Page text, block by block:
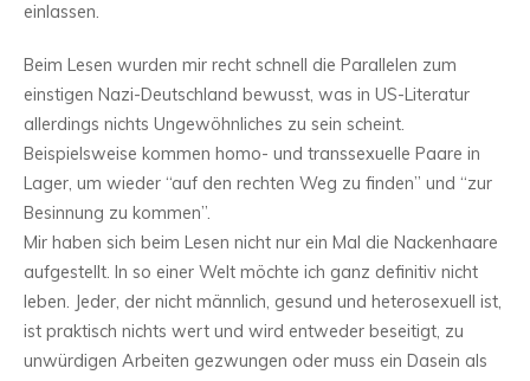
einlassen.
Beim Lesen wurden mir recht schnell die Parallelen zum
einstigen Nazi-Deutschland bewusst, was in US-Literatur
allerdings nichts Ungewöhnliches zu sein scheint.
Beispielsweise kommen homo- und transsexuelle Paare in
Lager, um wieder “auf den rechten Weg zu finden” und “zur
Besinnung zu kommen”.
Mir haben sich beim Lesen nicht nur ein Mal die Nackenhaare
aufgestellt. In so einer Welt möchte ich ganz definitiv nicht
leben. Jeder, der nicht männlich, gesund und heterosexuell ist,
ist praktisch nichts wert und wird entweder beseitigt, zu
unwürdigen Arbeiten gezwungen oder muss ein Dasein als